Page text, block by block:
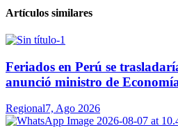
Artículos similares
Feriados en Perú se
anunció ministro de
Regional7, Ago 2026